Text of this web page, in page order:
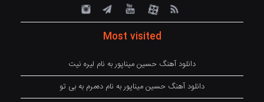
Most visited
دانلود آهنگ حسین میناپور به نام لیره نیت
دانلود آهنگ حسین میناپور به نام دەمرم بە بی تو